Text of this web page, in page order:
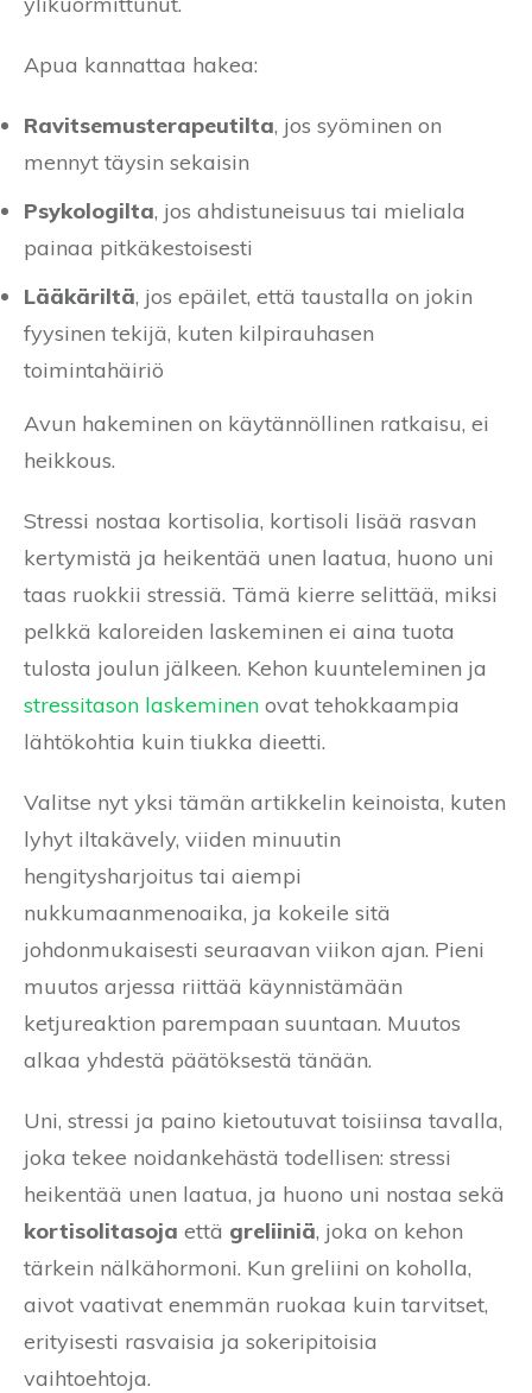
Apua kannattaa hakea:
Ravitsemusterapeutilta, jos syöminen on
mennyt täysin sekaisin
Psykologilta, jos ahdistuneisuus tai mieliala
painaa pitkäkestoisesti
Lääkäriltä, jos epäilet, että taustalla on jokin
fyysinen tekijä, kuten kilpirauhasen
toimintahäiriö
Avun hakeminen on käytännöllinen ratkaisu, ei
heikkous.
Stressi nostaa kortisolia, kortisoli lisää rasvan
kertymistä ja heikentää unen laatua, huono uni
taas ruokkii stressiä. Tämä kierre selittää, miksi
pelkkä kaloreiden laskeminen ei aina tuota
tulosta joulun jälkeen. Kehon kuunteleminen ja
stressitason laskeminen ovat tehokkaampia
lähtökohtia kuin tiukka dieetti.
Valitse nyt yksi tämän artikkelin keinoista, kuten
lyhyt iltakävely, viiden minuutin
hengitysharjoitus tai aiempi
nukkumaanmenoaika, ja kokeile sitä
johdonmukaisesti seuraavan viikon ajan. Pieni
muutos arjessa riittää käynnistämään
ketjureaktion parempaan suuntaan. Muutos
alkaa yhdestä päätöksestä tänään.
Uni, stressi ja paino kietoutuvat toisiinsa tavalla,
joka tekee noidankehästä todellisen: stressi
heikentää unen laatua, ja huono uni nostaa sekä
kortisolitasoja että greliiniä, joka on kehon
tärkein nälkähormoni. Kun greliini on koholla,
aivot vaativat enemmän ruokaa kuin tarvitset,
erityisesti rasvaisia ja sokeripitoisia
vaihtoehtoja.